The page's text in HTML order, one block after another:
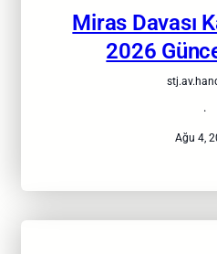
Miras Davası
2026
·
Ağu 4,